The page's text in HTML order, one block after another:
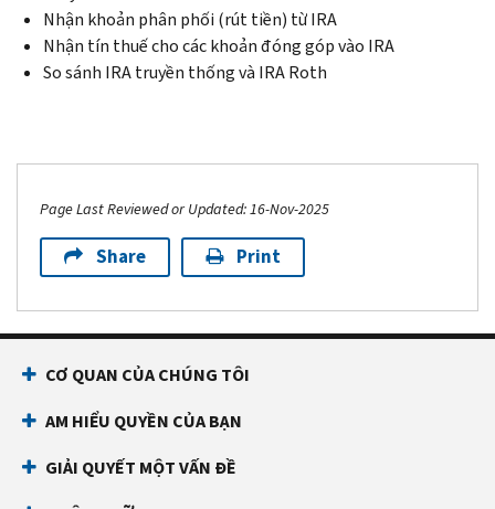
Nhận khoản phân phối (rút tiền) từ IRA
Nhận tín thuế cho các khoản đóng góp vào IRA
So sánh IRA truyền thống và IRA Roth
Page Last Reviewed or Updated: 16-Nov-2025
Share Print
CƠ QUAN CỦA CHÚNG TÔI
AM HIỂU QUYỀN CỦA BẠN
GIẢI QUYẾT MỘT VẤN ĐỀ